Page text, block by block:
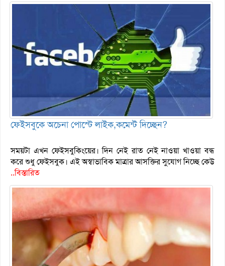
ফেইসবুকে অচেনা পোস্টে লাইক,কমেন্ট দিচ্ছেন?
সময়টা এখন ফেইসবুকিংয়ের। দিন নেই রাত নেই নাওয়া খাওয়া বন্ধ
করে শুধু ফেইসবুক। এই অস্বাভাবিক মাত্রার আসক্তির সুযোগ নিচ্ছে কেউ
..বিস্তারিত